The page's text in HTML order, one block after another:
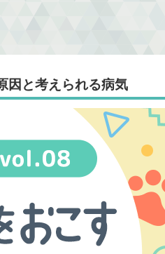
因と考えられる病気